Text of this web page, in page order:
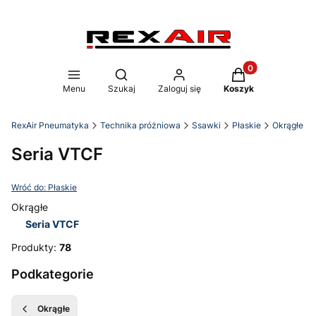
Menu
Otwórz wyszukiwarkę
Szukaj Zaloguj się
Produkty w
Koszyk
RexAir Pneumatyka Technika próżniowa Ssawki Płaskie Okrągłe
Seria VTCF
Wróć do: Płaskie
Okrągłe
Seria VTCF
Koniec menu
Produkty: 78
Podkategorie
Okrągłe